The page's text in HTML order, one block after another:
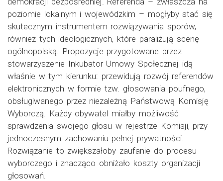
poziomie lokalnym i wojewódzkim – mogłyby stać się
skutecznym instrumentem rozwiązywania sporów,
również tych ideologicznych, które paraliżują scenę
ogólnopolską. Propozycje przygotowane przez
stowarzyszenie Inkubator Umowy Społecznej idą
właśnie w tym kierunku: przewidują rozwój referendów
elektronicznych w formie tzw. głosowania poufnego,
obsługiwanego przez niezależną Państwową Komisję
Wyborczą. Każdy obywatel miałby możliwość
sprawdzenia swojego głosu w rejestrze Komisji, przy
jednoczesnym zachowaniu pełnej prywatności.
Rozwiązanie to zwiększałoby zaufanie do procesu
wyborczego i znacząco obniżało koszty organizacji
głosowań.